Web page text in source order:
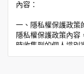
內容：
一、隱私權保護政策
隱私權保護政策內容
時收集到的個人識別
外的相關連結網站，